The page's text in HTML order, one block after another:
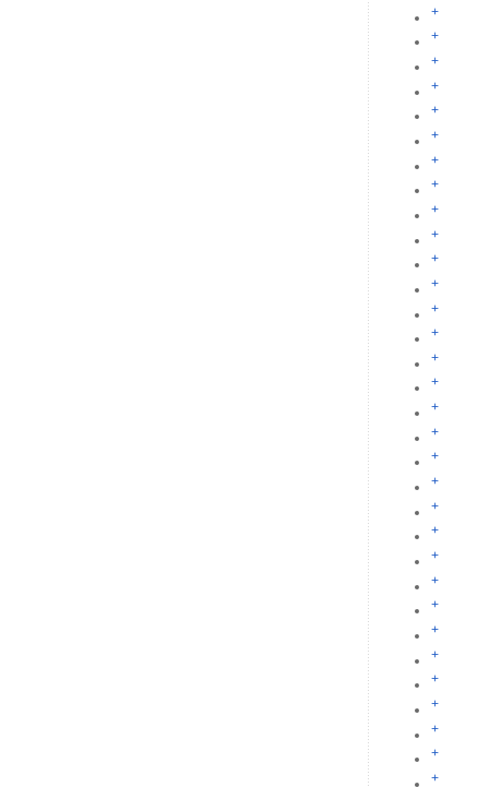
+
+
+
+
+
+
+
+
+
+
+
+
+
+
+
+
+
+
+
+
+
+
+
+
+
+
+
+
+
+
+
+